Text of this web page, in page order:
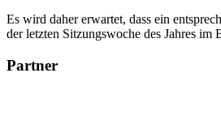
Es wird daher erwartet, dass ein
der letzten Sitzungswoche des Jahres im
Partner